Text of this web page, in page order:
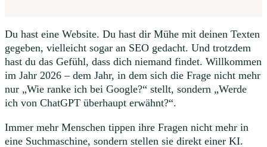
Du hast eine Website. Du hast dir Mühe mit deinen Texten
gegeben, vielleicht sogar an SEO gedacht. Und trotzdem
hast du das Gefühl, dass dich niemand findet. Willkommen
im Jahr 2026 – dem Jahr, in dem sich die Frage nicht mehr
nur „Wie ranke ich bei Google?“ stellt, sondern „Werde
ich von ChatGPT überhaupt erwähnt?“.
Immer mehr Menschen tippen ihre Fragen nicht mehr in
eine Suchmaschine, sondern stellen sie direkt einer KI.